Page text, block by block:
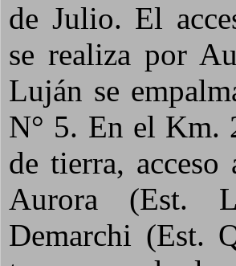
de Julio. El
se realiza por
Luján se
N° 5. En el Km.
de tierra,
Aurora (Est.
Demarchi (Est.